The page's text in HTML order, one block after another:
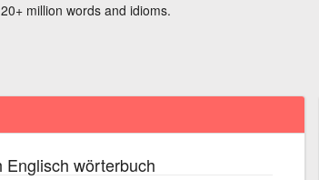
million words and idioms.
Englisch wörterbuch